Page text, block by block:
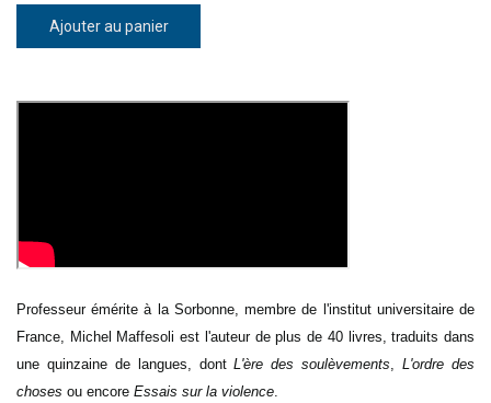
Ajouter au panier
Professeur émérite à la Sorbonne, membre de l'institut universitaire de
France, Michel Maffesoli est l'auteur de plus de 40 livres, traduits dans
une quinzaine de langues, dontL'ère des soulèvements ,L'ordre des
choses ou encore Essais sur la violence